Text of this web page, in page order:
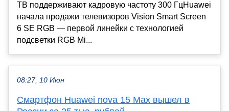
ТВ поддерживают кадровую частоту 300 ГцHuawei
начала продажи телевизоров Vision Smart Screen
6 SE RGB — первой линейки с технологией
подсветки RGB Mi...
08:27, 10 Июн
Смартфон Huawei nova 15 Max вышел в